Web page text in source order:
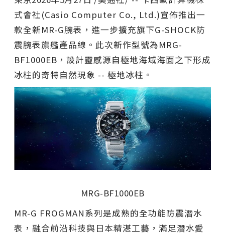
式會社(Casio Computer Co., Ltd.)宣佈推出一
款全新MR-G腕表，進一步擴充旗下G-SHOCK防
震腕表旗艦產品線。此次新作型號為MRG-
BF1000EB，設計靈感源自極地海域海面之下形成
冰柱的奇特自然現象 -- 極地冰柱。
MRG-BF1000EB
MR-G FROGMAN系列是成熟的全功能防震潛水
表，融合前沿科技與日本精湛工藝，滿足潛水愛